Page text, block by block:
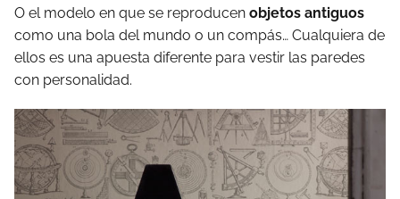
O el modelo en que se reproducen objetos antiguos
como una bola del mundo o un compás… Cualquiera de
ellos es una apuesta diferente para vestir las paredes
con personalidad.